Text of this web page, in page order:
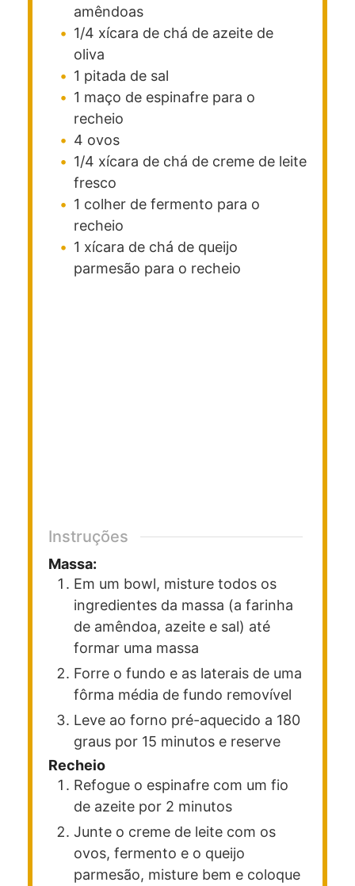
amêndoas
1/4 xícara de chá de azeite de
oliva
1 pitada de sal
1 maço de espinafre para o
recheio
4 ovos
1/4 xícara de chá de creme de leite
fresco
1 colher de fermento para o
recheio
1 xícara de chá de queijo
parmesão para o recheio
Instruções
Massa:
Em um bowl, misture todos os
ingredientes da massa (a farinha
de amêndoa, azeite e sal) até
formar uma massa
Forre o fundo e as laterais de uma
fôrma média de fundo removível
Leve ao forno pré-aquecido a 180
graus por 15 minutos e reserve
Recheio
Refogue o espinafre com um fio
de azeite por 2 minutos
Junte o creme de leite com os
ovos, fermento e o queijo
parmesão, misture bem e coloque